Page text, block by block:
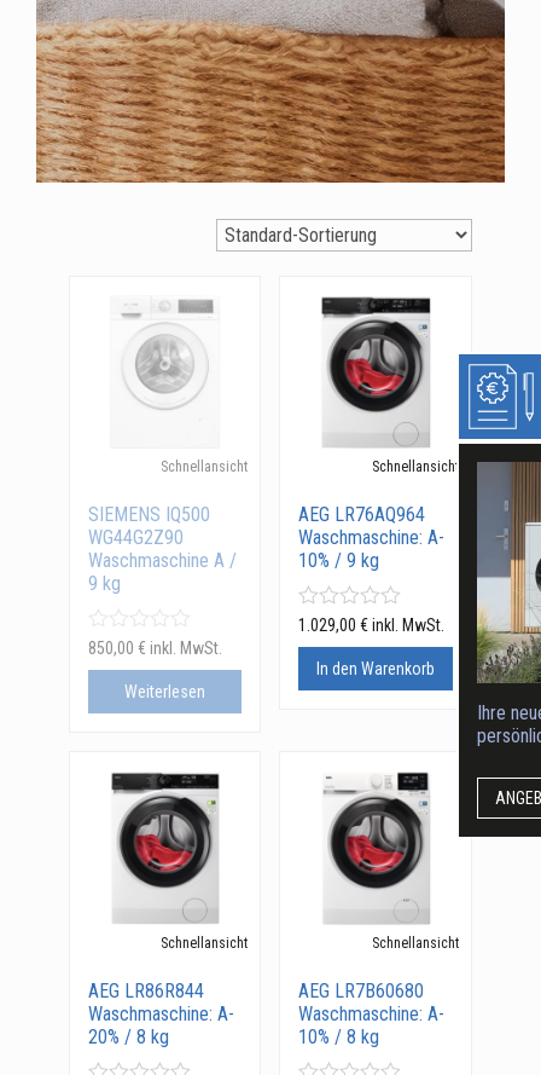
Schnellansicht
SIEMENS IQ500
WG44G2Z90
Waschmaschine A /
9 kg
850,00 € inkl. MwSt.
Weiterlesen
Schnellansicht
AEG LR76AQ964
Waschmaschine: A-
10% / 9 kg
1.029,00€ inkl. MwSt.
In den Warenkorb
Schnellansicht
AEG LR86R844
Waschmaschine: A-
20% / 8 kg
Schnellansicht
AEG LR7B60680
Waschmaschine: A-
10% / 8 kg
Ihre